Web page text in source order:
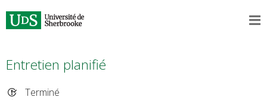
Entretien planifié
Terminé